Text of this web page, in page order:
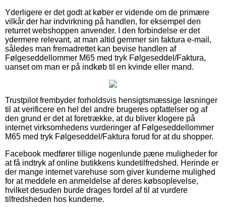
Yderligere er det godt at køber er vidende om de primære
vilkår der har indvirkning på handlen, for eksempel den
returret webshoppen anvender. I den forbindelse er det
ydermere relevant, at man altid gemmer sin faktura e-mail,
således man fremadrettet kan bevise handlen af
Følgeseddellommer M65 med tryk Følgeseddel/Faktura,
uanset om man er på indkøb til en kvinde eller mand.
Trustpilot frembyder forholdsvis hensigtsmæssige løsninger
til at verificere en hel del andre brugeres opfattelser og af
den grund er det at foretrække, at du bliver klogere på
internet virksomhedens vurderinger af Følgeseddellommer
M65 med tryk Følgeseddel/Faktura forud for at du shopper.
Facebook medfører tillige nogenlunde pæne muligheder for
at få indtryk af online butikkens kundetilfredshed. Herinde er
der mange internet varehuse som giver kunderne mulighed
for at meddele en anmeldelse af deres købsoplevelse,
hvilket desuden burde drages fordel af til at vurdere
tilfredsheden hos kunderne.